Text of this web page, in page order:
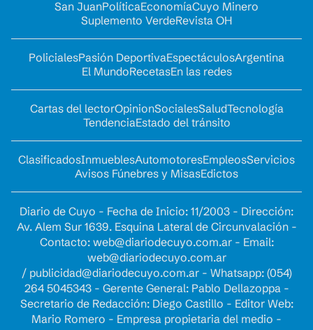
San JuanPolíticaEconomíaCuyo Minero
Suplemento VerdeRevista OH
PolicialesPasión DeportivaEspectáculosArgentina
El MundoRecetasEn las redes
Cartas del lectorOpinionSocialesSaludTecnología
TendenciaEstado del tránsito
ClasificadosInmueblesAutomotoresEmpleosServicios
Avisos Fúnebres y MisasEdictos
Diario de Cuyo - Fecha de Inicio: 11/2003 - Dirección:
Av. Alem Sur 1639. Esquina Lateral de Circunvalación -
Contacto: web@diariodecuyo.com.ar- Email:
web@diariodecuyo.com.ar
/ publicidad@diariodecuyo.com.ar- Whatsapp: (054)
264 5045343 - Gerente General: Pablo Dellazoppa -
Secretario de Redacción: Diego Castillo - Editor Web:
Mario Romero - Empresa propietaria del medio -